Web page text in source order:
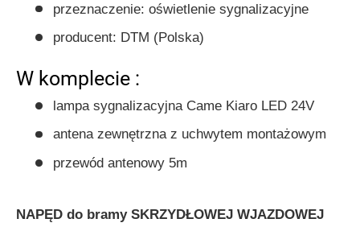
przeznaczenie: oświetlenie sygnalizacyjne
producent: DTM (Polska)
W komplecie :
lampa sygnalizacyjna Came Kiaro LED 24V
antena zewnętrzna z uchwytem montażowym
przewód antenowy 5m
NAPĘD do bramy SKRZYDŁOWEJ WJAZDOWEJ